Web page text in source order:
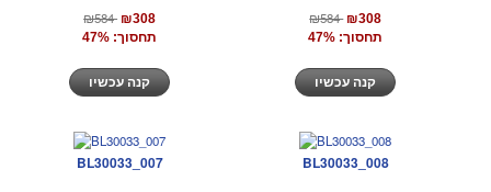
₪584 ₪308
תחסוך: 47%
₪584 ₪308
תחסוך: 47%
BL30033_007 BL30033_008